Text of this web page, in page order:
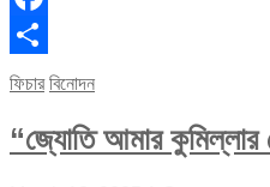
Facebook
Share
ফিচার বিনোদন
“জ্যোতি আমার